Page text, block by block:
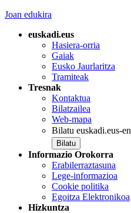
Joan edukira
euskadi.eus
Hasiera-orria
Gaiak
Eusko Jaurlaritza
Tramiteak
Tresnak
Kontaktua
Bilatzailea
Web-mapa
Bilatu euskadi.eus-en
Informazio Orokorra
Erabilerraztasuna
Lege-informazioa
Cookie politika
Egoitza Elektronikoa
Hizkuntza